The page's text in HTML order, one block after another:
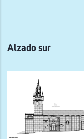
navegación
Alzado sur